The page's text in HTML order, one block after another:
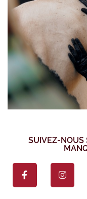
SUIVEZ-NOUS